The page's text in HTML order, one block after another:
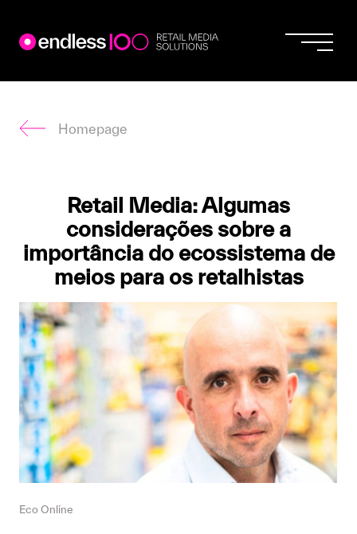
content
Homepage
Retail Media: Algumas
considerações sobre a
importância do ecossistema de
meios para os retalhistas
Eco Online